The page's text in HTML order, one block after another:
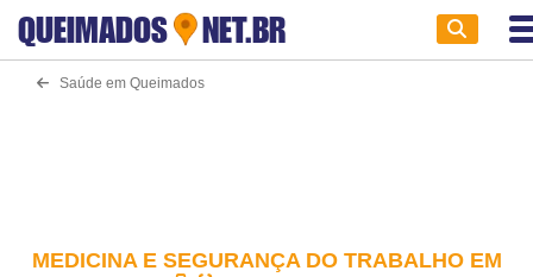
QUEIMADOS NET.BR
Saúde em Queimados
MEDICINA E SEGURANÇA DO TRABALHO EM